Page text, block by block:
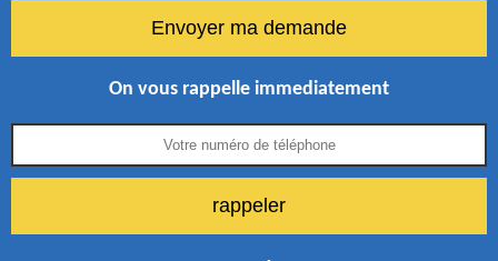
On vous rappelle immediatement